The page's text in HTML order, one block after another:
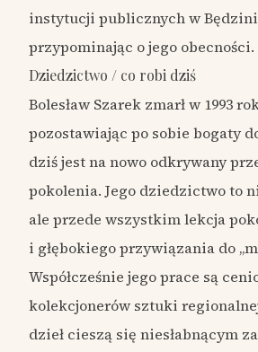
instytucji publicznych w
przypominając o jego obecności.
Dziedzictwo / co robi dziś
Bolesław Szarek zmarł w 1993
pozostawiając po sobie bogaty
dziś jest na nowo odkrywany
pokolenia. Jego dziedzictwo to
ale przede wszystkim lekcja
i głębokiego przywiązania do
Współcześnie jego prace są
kolekcjonerów sztuki
dzieł cieszą się niesłabnącym